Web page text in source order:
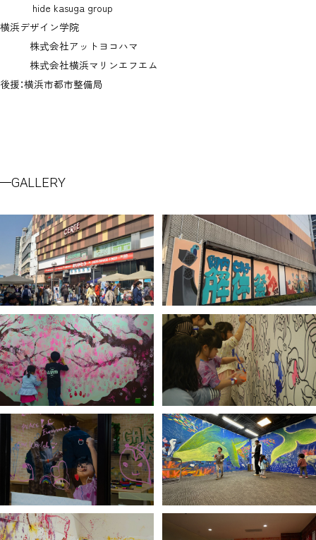
hide kasuga group
横浜デザイン学院
株式会社アットヨコハマ
株式会社横浜マリンエフエム
後援：横浜市都市整備局
GALLERY